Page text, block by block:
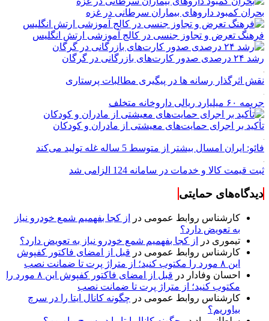
بحران کمبود دارو‌های بیماران سرطانی در غزه
فرهنگ تعرض و تجاوز جنسی در کالج آموزشی ارتش انگلیس
رشد ۲۴ درصدی صدور کارت‌های بازرگانی در گرگان
نقش اثرگذار رسانه ها در پیگیری مطالبات پرستاری
جریمه ۶۰ میلیارد ریالی داروخانه متخلف
تأکید بر اجرای حمایت‌های معیشتی از مادران و کودکان
فائو: ایران امسال بیشتر از متوسط 5 ساله غله تولید می‌کند
ثبت قیمت کالا و خدمات در سامانه 124 الزامی شد
دیدگاه‌های حمایتی
کارشناس روابط عمومی در
از کجا بفهمیم شمع خودرو نیاز
به تعویض دارد؟
تیموری در
از کجا بفهمیم شمع خودرو نیاز به تعویض دارد؟
کارشناس روابط عمومی در قبل از امضای فاکتور کفپوش
این ۸ مورد را مکتوب کنید؛ از متراژ پرت تا ضمانت نصب
احسان وفادار در
قبل از امضای فاکتور کفپوش این ۸ مورد را
مکتوب کنید؛ از متراژ پرت تا ضمانت نصب
کارشناس روابط عمومی در چگونه کانال ایتا را در سرچ
بیاوریم؟